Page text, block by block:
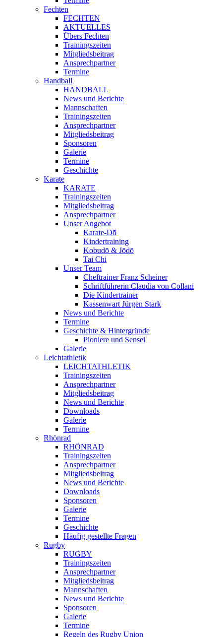
Fechten
FECHTEN
AKTUELLES
Übers Fechten
Trainingszeiten
Mitgliedsbeitrag
Ansprechpartner
Termine
Handball
HANDBALL
News und Berichte
Mannschaften
Trainingszeiten
Ansprechpartner
Mitgliedsbeitrag
Sponsoren
Galerie
Termine
Geschichte
Karate
KARATE
Trainingszeiten
Mitgliedsbeitrag
Ansprechpartner
Unser Angebot
Karate-Dō
Kindertraining
Kobudō & Jōdō
Tai Chi
Unser Team
Cheftrainer Franz Scheiner
Schriftführerin Claudia von Collani
Die Kindertrainer
Kassenwart Jürgen Stark
News und Berichte
Termine
Geschichte & Hintergründe
Pioniere und Sensei
Galerie
Leichtathletik
LEICHTATHLETIK
Trainingszeiten
Ansprechpartner
Mitgliedsbeitrag
News und Berichte
Downloads
Galerie
Termine
Rhönrad
RHÖNRAD
Trainingszeiten
Ansprechpartner
Mitgliedsbeitrag
News und Berichte
Downloads
Sponsoren
Galerie
Termine
Geschichte
Häufig gestellte Fragen
Rugby
RUGBY
Trainingszeiten
Ansprechpartner
Mitgliedsbeitrag
Mannschaften
News und Berichte
Sponsoren
Galerie
Termine
Regeln des Rugby Union